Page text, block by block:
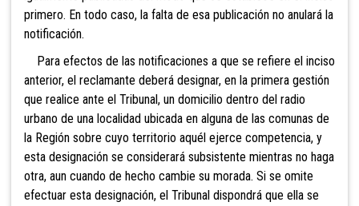
primero. En todo caso, la falta de esa publicación no anulará la
notificación.
Para efectos de las notificaciones a que se refiere el inciso
anterior, el reclamante deberá designar, en la primera gestión
que realice ante el Tribunal, un domicilio dentro del radio
urbano de una localidad ubicada en alguna de las comunas de
la Región sobre cuyo territorio aquél ejerce competencia, y
esta designación se considerará subsistente mientras no haga
otra, aun cuando de hecho cambie su morada. Si se omite
efectuar esta designación, el Tribunal dispondrá que ella se